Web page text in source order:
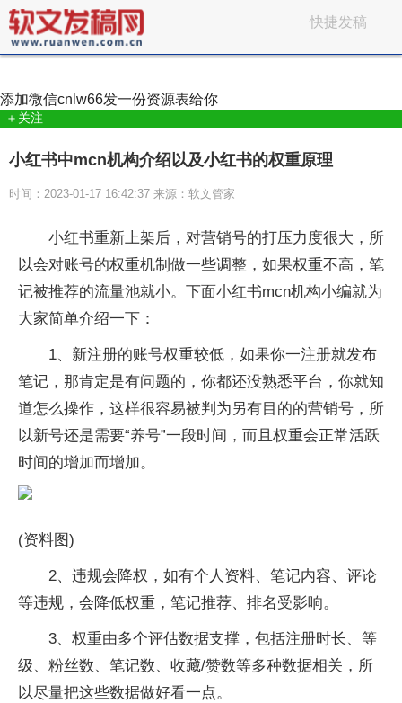
快捷发稿
添加微信cnlw66发一份资源表给你
＋关注
小红书中mcn机构介绍以及小红书的权重原理
时间：2023-01-17 16:42:37 来源：软文管家
小红书重新上架后，对营销号的打压力度很大，所
以会对账号的权重机制做一些调整，如果权重不高，笔
记被推荐的流量池就小。下面小红书mcn机构小编就为
大家简单介绍一下：
1、新注册的账号权重较低，如果你一注册就发布
笔记，那肯定是有问题的，你都还没熟悉平台，你就知
道怎么操作，这样很容易被判为另有目的的营销号，所
以新号还是需要“养号”一段时间，而且权重会正常活跃
时间的增加而增加。
(资料图)
2、违规会降权，如有个人资料、笔记内容、评论
等违规，会降低权重，笔记推荐、排名受影响。
3、权重由多个评估数据支撑，包括注册时长、等
级、粉丝数、笔记数、收藏/赞数等多种数据相关，所
以尽量把这些数据做好看一点。